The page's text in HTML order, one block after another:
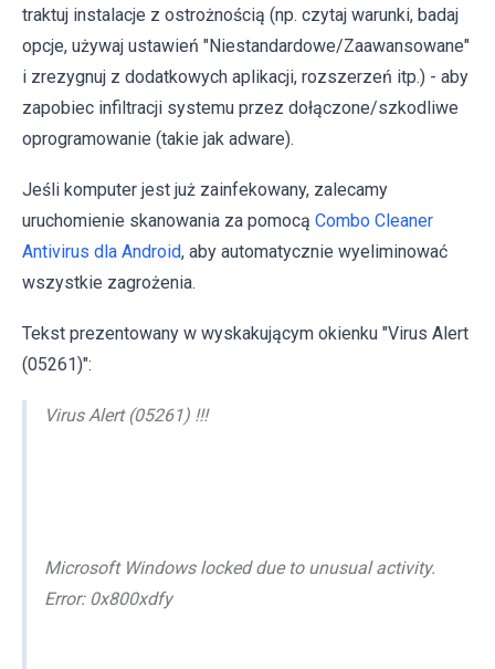
traktuj instalacje z ostrożnością (np. czytaj warunki, badaj
opcje, używaj ustawień "Niestandardowe/Zaawansowane"
i zrezygnuj z dodatkowych aplikacji, rozszerzeń itp.) - aby
zapobiec infiltracji systemu przez dołączone/szkodliwe
oprogramowanie (takie jak adware).
Jeśli komputer jest już zainfekowany, zalecamy
uruchomienie skanowania za pomocą Combo Cleaner
Antivirus dla Android, aby automatycznie wyeliminować
wszystkie zagrożenia.
Tekst prezentowany w wyskakującym okienku "Virus Alert
(05261)":
Virus Alert (05261) !!!
Microsoft Windows locked due to unusual activity.
Error: 0x800xdfy